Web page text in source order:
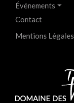
site
smartphone
Événements
Contact
Menu
page
Mentions Légales